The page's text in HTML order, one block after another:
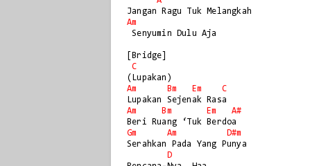
Am
Senyumin Dulu Aja
[Bridge]
C
Am
Bm Em
C
Am
Bm Em
A#
Gm
Am
D#m
Serahkan Pada Yang Punya
D